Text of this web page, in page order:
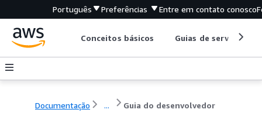
Português Preferências Entre em contato conosco
Conceitos básicos Guias de serviço
Documentação ... Guia do desenvolvedor